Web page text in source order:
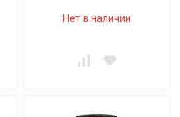
Нет в наличии